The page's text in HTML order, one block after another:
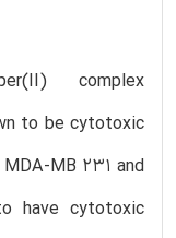
complex
to be cytotoxic
MB 231 and
have cytotoxic